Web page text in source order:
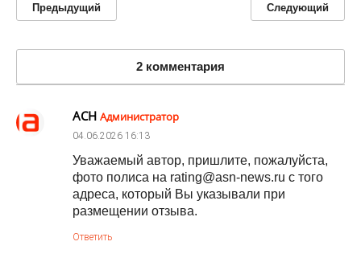
Предыдущий Следующий
2 комментария
АСН Администратор
04.06.2026 16:13
Уважаемый автор, пришлите, пожалуйста,
фото полиса на rating@asn-news.ru с того
адреса, который Вы указывали при
размещении отзыва.
Ответить